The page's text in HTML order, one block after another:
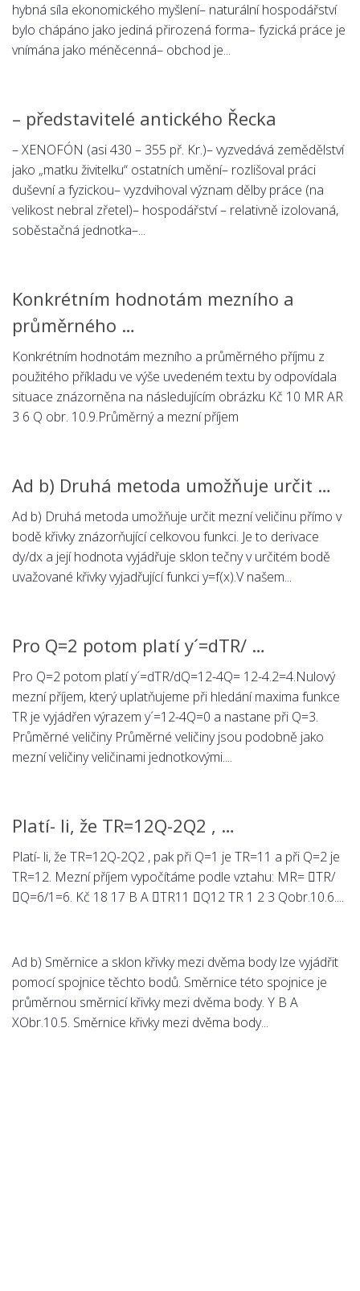
hybná síla ekonomického myšlení– naturální hospodářství
bylo chápáno jako jediná přirozená forma– fyzická práce je
vnímána jako méněcenná– obchod je...
– představitelé antického Řecka
– XENOFÓN (asi 430 – 355 př. Kr.)– vyzvedává zemědělství
jako „matku živitelku“ ostatních umění– rozlišoval práci
duševní a fyzickou– vyzdvihoval význam dělby práce (na
velikost nebral zřetel)– hospodářství – relativně izolovaná,
soběstačná jednotka–...
Konkrétním hodnotám mezního a
průměrného …
Konkrétním hodnotám mezního a průměrného příjmu z
použitého příkladu ve výše uvedeném textu by odpovídala
situace znázorněna na následujícím obrázku Kč 10 MR AR
3 6 Q obr. 10.9.Průměrný a mezní příjem
Ad b) Druhá metoda umožňuje určit …
Ad b) Druhá metoda umožňuje určit mezní veličinu přímo v
bodě křivky znázorňující celkovou funkci. Je to derivace
dy/dx a její hodnota vyjádřuje sklon tečny v určitém bodě
uvažované křivky vyjadřující funkci y=f(x).V našem...
Pro Q=2 potom platí y´=dTR/ …
Pro Q=2 potom platí y´=dTR/dQ=12-4Q= 12-4.2=4.Nulový
mezní příjem, který uplatňujeme při hledání maxima funkce
TR je vyjádřen výrazem y´=12-4Q=0 a nastane při Q=3.
Průměrné veličiny Průměrné veličiny jsou podobně jako
mezní veličiny veličinami jednotkovými....
Platí- li, že TR=12Q-2Q2 , …
Platí- li, že TR=12Q-2Q2 , pak při Q=1 je TR=11 a při Q=2 je
TR=12. Mezní příjem vypočítáme podle vztahu: MR= TR/
Q=6/1=6. Kč 18 17 B A TR11 Q12 TR 1 2 3 Qobr.10.6....
Ad b) Směrnice a sklon křivky mezi dvěma body lze vyjádřit
pomocí spojnice těchto bodů. Směrnice této spojnice je
průměrnou směrnicí křivky mezi dvěma body. Y B A
XObr.10.5. Směrnice křivky mezi dvěma body...